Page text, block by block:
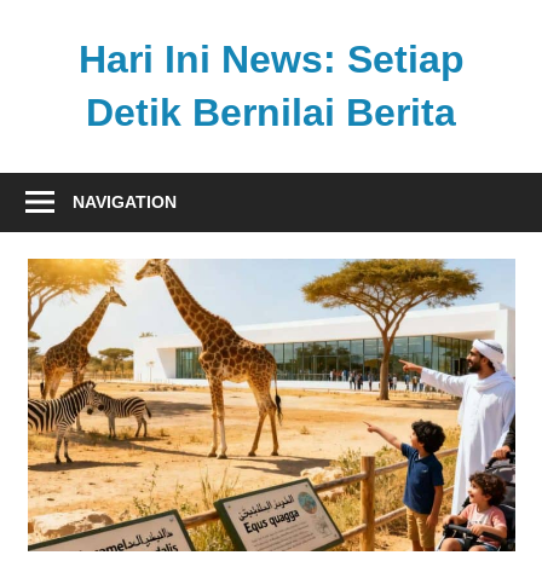
Hari Ini News: Setiap
Detik Bernilai Berita
nasional
internasional
tercepat
tanpa
henti
NAVIGATION